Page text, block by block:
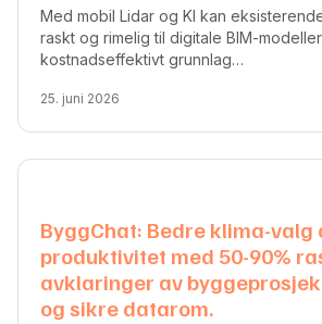
Med mobil Lidar og KI kan
raskt og rimelig til digitale BIM-
kostnadseffektivt grunnlag…
25. juni 2026
ByggChat: Bedre klima-valg
produktivitet med 50-90%
avklaringer av
og sikre datarom.